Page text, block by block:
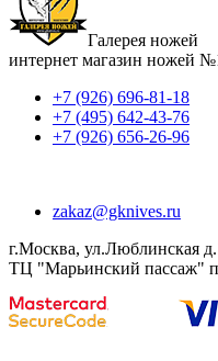
Галерея ножей
интернет магазин ножей
+7 (926) 696-81-18
+7 (495) 642-43-76
+7 (926) 656-26-96
zakaz@gknives.ru
г.Москва, ул.Люблинская
ТЦ "Марьинский пассаж"